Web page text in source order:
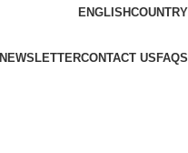
ENGLISHCOUNTRY
NEWSLETTERCONTACT US FAQS